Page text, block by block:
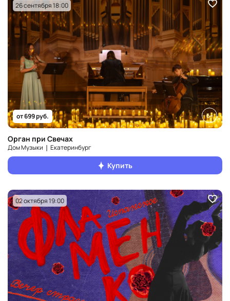
26 сентября 18:00
от 699 руб. 6+
Орган при Свечах
Дом Музыки ❘ Екатеринбург
Купить
02 октября 19:00